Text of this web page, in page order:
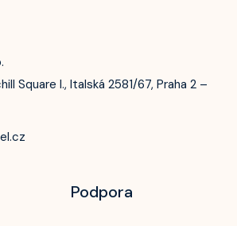
Square I., Italská 2581/67, Praha 2 –
Podpora